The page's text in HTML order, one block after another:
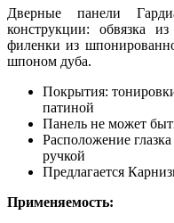
Дверные панели
конструкции: обвязка
филенки из
шпоном дуба.
Покрытия:
патиной
Панель не может
Расположение
ручкой
Предлагается
Применяемость: